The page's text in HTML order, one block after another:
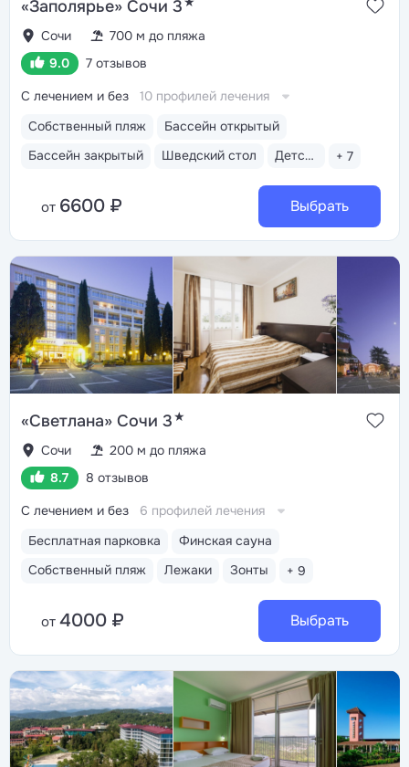
«Заполярье» Сочи 3
Сочи
700 м до пляжа
9.0
7 отзывов
Собственный пляж
Бассейн открытый
Бассейн закрытый
Шведский стол Детская анимация + 7
С лечением и без 10 профилей лечения
от 6600 ₽ Выбрать
«Светлана» Сочи 3★
Сочи
200 м до пляжа
8.7
8 отзывов
Бесплатная парковка
Финская сауна
Собственный пляж
Лежаки Зонты + 9
С лечением и без 6 профилей лечения
от 4000 ₽ Выбрать